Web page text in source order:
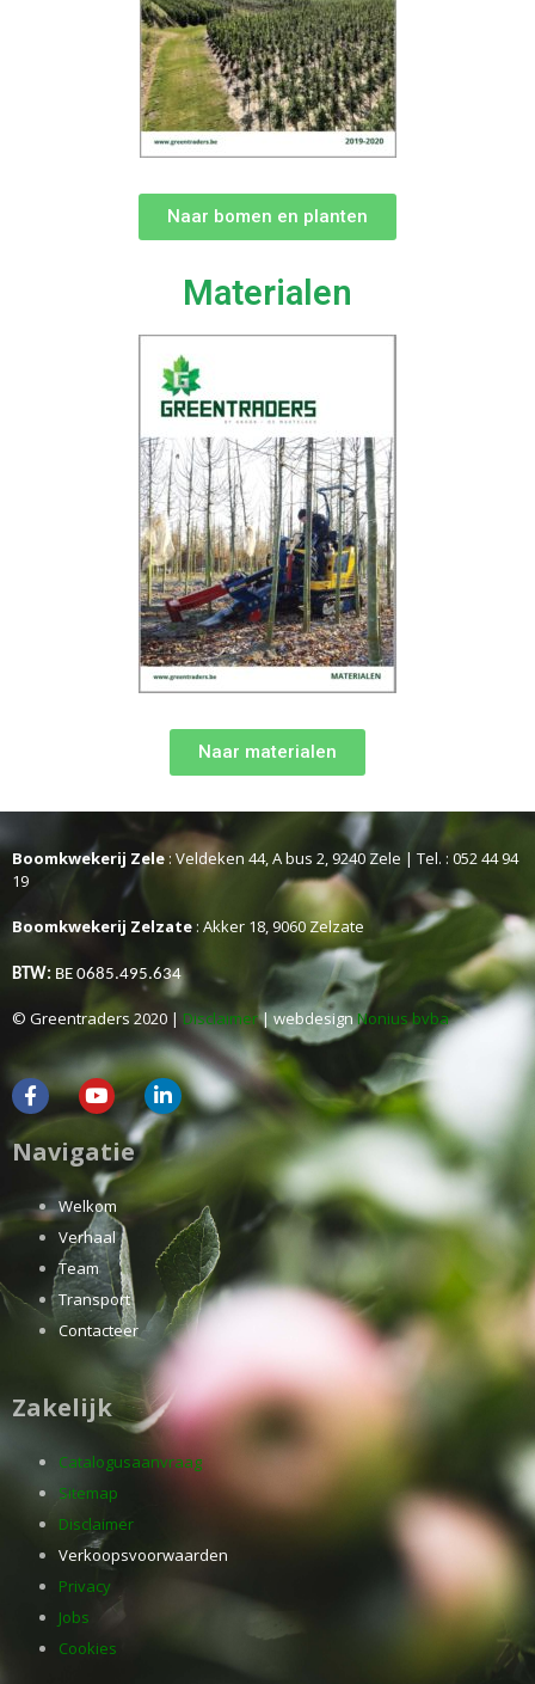
Naar bomen en planten
Materialen
Naar materialen
Boomkwekerij Zele: Veldeken 44, A bus 2, 9240 Zele | Tel. : 052 44 94
19
Boomkwekerij Zelzate : Akker 18, 9060 Zelzate
BTW: BE 0685.495.634
© Greentraders 2020 | Disclaimer| webdesignNonius bvba
Navigatie
Welkom
Verhaal
Team
Transport
Contacteer
Zakelijk
Catalogusaanvraag
Sitemap
Disclaimer
Verkoopsvoorwaarden
Privacy
Jobs
Cookies